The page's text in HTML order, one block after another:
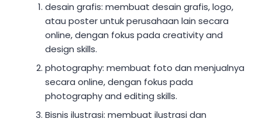
desain grafis: membuat desain grafis, logo,
atau poster untuk perusahaan lain secara
online, dengan fokus pada creativity and
design skills.
photography: membuat foto dan menjualnya
secara online, dengan fokus pada
photography and editing skills.
Bisnis ilustrasi: membuat ilustrasi dan